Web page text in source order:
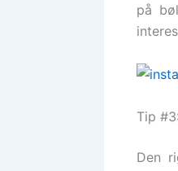
på
Tip
Den